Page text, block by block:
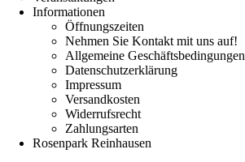
Informationen
Öffnungszeiten
Nehmen Sie Kontakt mit uns auf!
Allgemeine Geschäftsbedingungen
Datenschutzerklärung
Impressum
Versandkosten
Widerrufsrecht
Zahlungsarten
Rosenpark Reinhausen